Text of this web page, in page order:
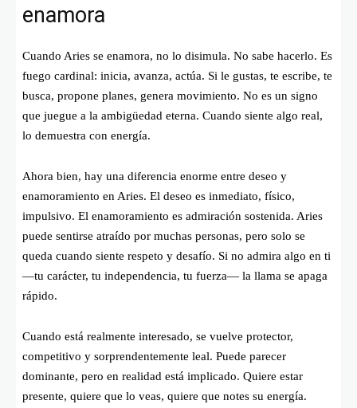
enamora
Cuando Aries se enamora, no lo disimula. No sabe hacerlo. Es
fuego cardinal: inicia, avanza, actúa. Si le gustas, te escribe, te
busca, propone planes, genera movimiento. No es un signo
que juegue a la ambigüedad eterna. Cuando siente algo real,
lo demuestra con energía.
Ahora bien, hay una diferencia enorme entre deseo y
enamoramiento en Aries. El deseo es inmediato, físico,
impulsivo. El enamoramiento es admiración sostenida. Aries
puede sentirse atraído por muchas personas, pero solo se
queda cuando siente respeto y desafío. Si no admira algo en ti
—tu carácter, tu independencia, tu fuerza— la llama se apaga
rápido.
Cuando está realmente interesado, se vuelve protector,
competitivo y sorprendentemente leal. Puede parecer
dominante, pero en realidad está implicado. Quiere estar
presente, quiere que lo veas, quiere que notes su energía.